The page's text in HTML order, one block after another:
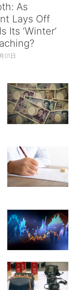
As
Lays Off
Its ‘Winter’
01日